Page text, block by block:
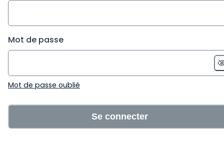
Mot de passe
Mot de passe oublié
Se connecter